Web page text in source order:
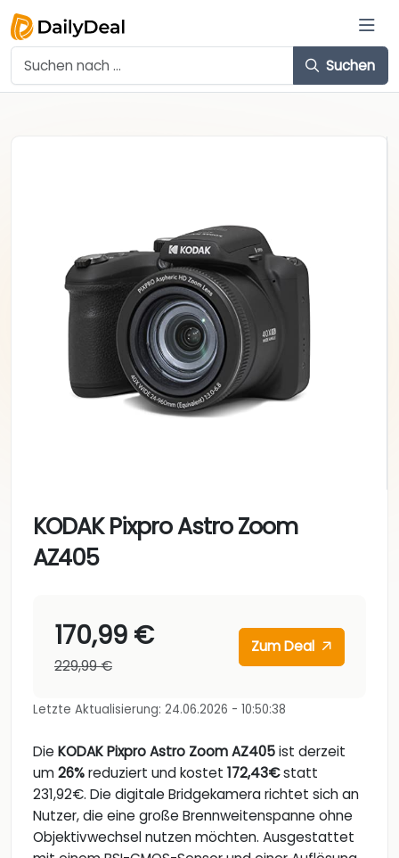
Suchen
KODAK Pixpro Astro Zoom
AZ405
170,99 €
229,99 €
Zum Deal
Letzte Aktualisierung: 24.06.2026 - 10:50:38
Die KODAK Pixpro Astro Zoom AZ405ist derzeit
um26%reduziert und kostet 172,43€statt
231,92€. Die digitale Bridgekamera richtet sich an
Nutzer, die eine große Brennweitenspanne ohne
Objektivwechsel nutzen möchten. Ausgestattet